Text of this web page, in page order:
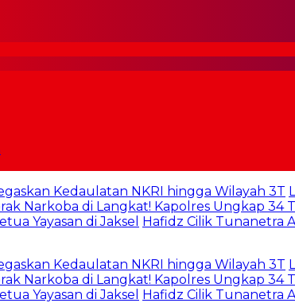
NKRI hingga Wilayah 3T Laporan
di Langkat! Kapolres Ungkap 34 Tersangka,
di Jaksel Hafidz Cilik Tunanetra Asal
NKRI hingga Wilayah 3T Laporan
di Langkat! Kapolres Ungkap 34 Tersangka,
di Jaksel Hafidz Cilik Tunanetra Asal